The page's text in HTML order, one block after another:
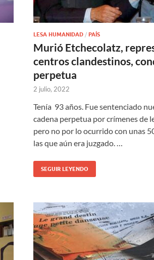
LESA HUMANIDAD / PAÍS
Murió Etchecolatz,
centros clandestinos,
perpetua
2 julio, 2022
Tenía 93 años. Fue sentenciado
cadena perpetua por crímenes de
pero no por lo ocurrido con unas
las que aún era juzgado. …
SEGUIR LEYENDO